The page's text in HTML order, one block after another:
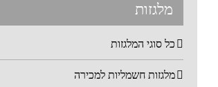
מלגזות
כל סוגי המלגזות
מלגזות חשמליות למכירה